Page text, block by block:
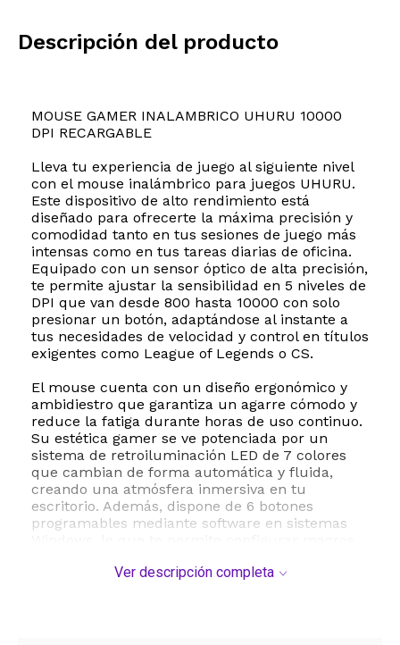
Descripción del producto
MOUSE GAMER INALAMBRICO UHURU 10000
DPI RECARGABLE
Lleva tu experiencia de juego al siguiente nivel
con el mouse inalámbrico para juegos UHURU.
Este dispositivo de alto rendimiento está
diseñado para ofrecerte la máxima precisión y
comodidad tanto en tus sesiones de juego más
intensas como en tus tareas diarias de oficina.
Equipado con un sensor óptico de alta precisión,
te permite ajustar la sensibilidad en 5 niveles de
DPI que van desde 800 hasta 10000 con solo
presionar un botón, adaptándose al instante a
tus necesidades de velocidad y control en títulos
exigentes como League of Legends o CS.
El mouse cuenta con un diseño ergonómico y
ambidiestro que garantiza un agarre cómodo y
reduce la fatiga durante horas de uso continuo.
Su estética gamer se ve potenciada por un
sistema de retroiluminación LED de 7 colores
que cambian de forma automática y fluida,
creando una atmósfera inmersiva en tu
escritorio. Además, dispone de 6 botones
programables mediante software en sistemas
juegos de rol y estrategia.
Ver descripción completa